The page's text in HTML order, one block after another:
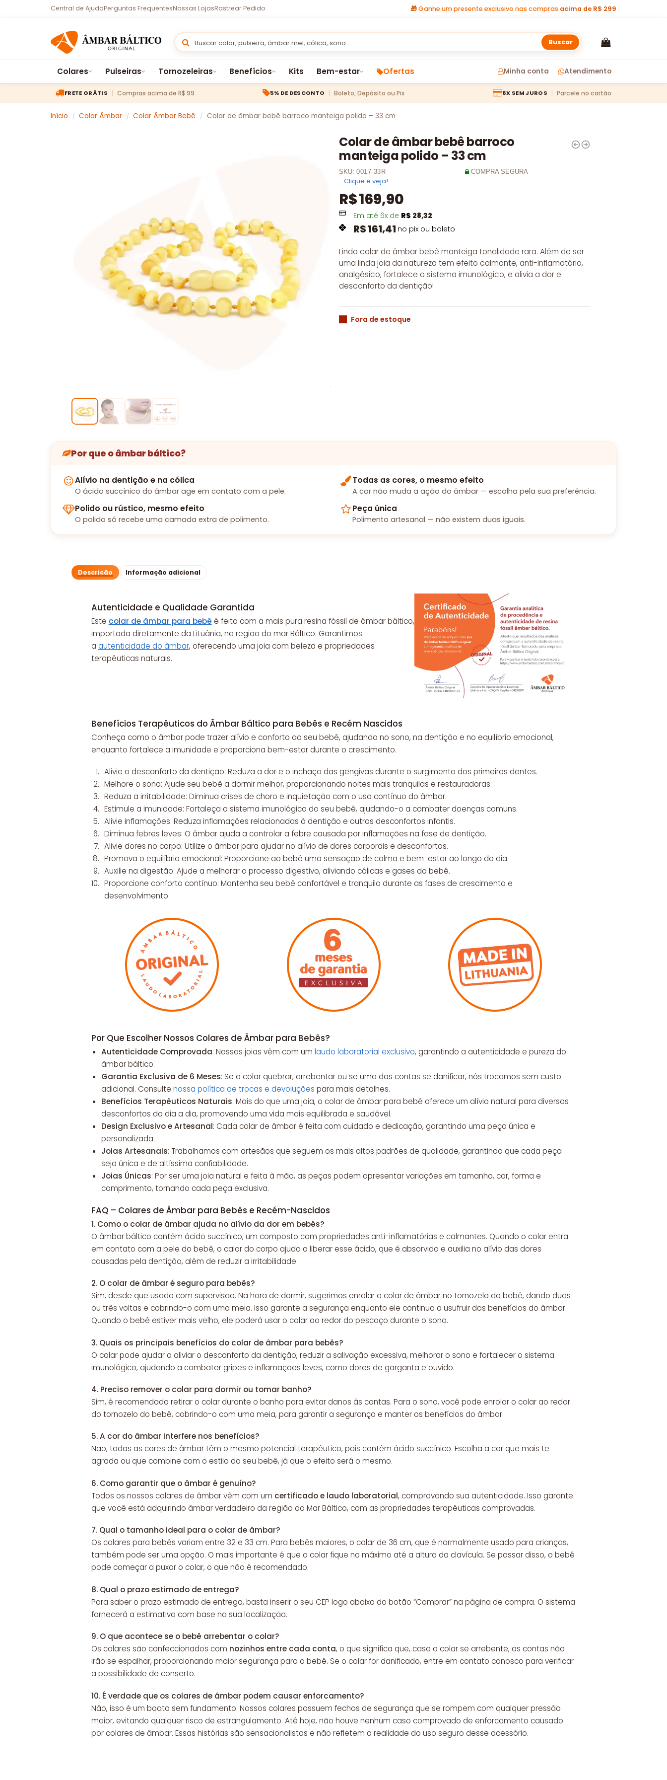
Central de AjudaPerguntas FrequentesNossas LojasRastrear Pedido 🎁Ganhe um presente exclusivo nas compras acima de R$ 299
Buscar
Colares Pulseiras Tornozeleiras Benefícios Kits Bem-estar Ofertas Minha conta Atendimento
FRETE GRÁTIS Compras acima de R$ 99 5% DE DESCONTO Boleto, Depósito ou Pix 6X SEM JUROS Parcele no cartão
Início / Colar Âmbar / Colar Âmbar Bebê / Colar de âmbar bebê barroco manteiga polido – 33 cm
Colar de âmbar bebê barroco
manteiga polido – 33 cm
SKU:0017-33R COMPRA SEGURA
Clique e veja!
R$169,90
Em até 6x de R$ 28,32
R$161,41 no pix ou boleto
Lindo colar de âmbar bebê manteiga tonalidade rara. Além de ser
uma linda joia da natureza tem efeito calmante, anti-inflamatório,
analgésico, fortalece o sistema imunológico, e alivia a dor e
desconforto da dentição!
Fora de estoque
Por que o âmbar báltico?
Alívio na dentição e na cólica
O ácido succínico do âmbar age em contato com a pele.
Todas as cores, o mesmo efeito
A cor não muda a ação do âmbar — escolha pela sua preferência.
Polido ou rústico, mesmo efeito
O polido só recebe uma camada extra de polimento.
Peça única
Polimento artesanal — não existem duas iguais.
Descrição Informação adicional
Autenticidade e Qualidade Garantida
Este colar de âmbar para bebê é feita com a mais pura resina fóssil de âmbar báltico,
importada diretamente da Lituânia, na região do mar Báltico. Garantimos
a autenticidade do âmbar, oferecendo uma joia com beleza e propriedades
terapêuticas naturais.
Benefícios Terapêuticos do Âmbar Báltico para Bebês e Recém Nascidos
Conheça como o âmbar pode trazer alívio e conforto ao seu bebê, ajudando no sono, na dentição e no equilíbrio emocional,
enquanto fortalece a imunidade e proporciona bem-estar durante o crescimento.
Alivie o desconforto da dentição: Reduza a dor e o inchaço das gengivas durante o surgimento dos primeiros dentes.
Melhore o sono: Ajude seu bebê a dormir melhor, proporcionando noites mais tranquilas e restauradoras.
Reduza a irritabilidade: Diminua crises de choro e inquietação com o uso contínuo do âmbar.
Estimule a imunidade: Fortaleça o sistema imunológico do seu bebê, ajudando-o a combater doenças comuns.
Alivie inflamações: Reduza inflamações relacionadas à dentição e outros desconfortos infantis.
Diminua febres leves: O âmbar ajuda a controlar a febre causada por inflamações na fase de dentição.
Alivie dores no corpo: Utilize o âmbar para ajudar no alívio de dores corporais e desconfortos.
Promova o equilíbrio emocional: Proporcione ao bebê uma sensação de calma e bem-estar ao longo do dia.
Auxilie na digestão: Ajude a melhorar o processo digestivo, aliviando cólicas e gases do bebê.
Proporcione conforto contínuo: Mantenha seu bebê confortável e tranquilo durante as fases de crescimento e
desenvolvimento.
Por Que Escolher Nossos Colares de Âmbar para Bebês?
Autenticidade Comprovada: Nossas joias vêm com um laudo laboratorial exclusivo, garantindo a autenticidade e pureza do
âmbar báltico.
Garantia Exclusiva de 6 Meses: Se o colar quebrar, arrebentar ou se uma das contas se danificar, nós trocamos sem custo
adicional. Consulte nossa política de trocas e devoluções para mais detalhes.
Benefícios Terapêuticos Naturais: Mais do que uma joia, o colar de âmbar para bebê oferece um alívio natural para diversos
desconfortos do dia a dia, promovendo uma vida mais equilibrada e saudável.
Design Exclusivo e Artesanal: Cada colar de âmbar é feita com cuidado e dedicação, garantindo uma peça única e
personalizada.
Joias Artesanais: Trabalhamos com artesãos que seguem os mais altos padrões de qualidade, garantindo que cada peça
seja única e de altíssima confiabilidade.
Joias Únicas: Por ser uma joia natural e feita à mão, as peças podem apresentar variações em tamanho, cor, forma e
comprimento, tornando cada peça exclusiva.
FAQ – Colares de Âmbar para Bebês e Recém-Nascidos
1. Como o colar de âmbar ajuda no alívio da dor em bebês?
O âmbar báltico contém ácido succínico, um composto com propriedades anti-inflamatórias e calmantes. Quando o colar entra
em contato com a pele do bebê, o calor do corpo ajuda a liberar esse ácido, que é absorvido e auxilia no alívio das dores
causadas pela dentição, além de reduzir a irritabilidade.
2. O colar de âmbar é seguro para bebês?
Sim, desde que usado com supervisão. Na hora de dormir, sugerimos enrolar o colar de âmbar no tornozelo do bebê, dando duas
ou três voltas e cobrindo-o com uma meia. Isso garante a segurança enquanto ele continua a usufruir dos benefícios do âmbar.
Quando o bebê estiver mais velho, ele poderá usar o colar ao redor do pescoço durante o sono.
3. Quais os principais benefícios do colar de âmbar para bebês?
O colar pode ajudar a aliviar o desconforto da dentição, reduzir a salivação excessiva, melhorar o sono e fortalecer o sistema
imunológico, ajudando a combater gripes e inflamações leves, como dores de garganta e ouvido.
4. Preciso remover o colar para dormir ou tomar banho?
Sim, é recomendado retirar o colar durante o banho para evitar danos às contas. Para o sono, você pode enrolar o colar ao redor
do tornozelo do bebê, cobrindo-o com uma meia, para garantir a segurança e manter os benefícios do âmbar.
5.A cor do âmbar interfere nos benefícios?
Não, todas as cores de âmbar têm o mesmo potencial terapêutico, pois contêm ácido succínico. Escolha a cor que mais te
agrada ou que combine com o estilo do seu bebê, já que o efeito será o mesmo.
6. Como garantir que o âmbar é genuíno?
Todos os nossos colares de âmbar vêm com um certificado e laudo laboratorial, comprovando sua autenticidade. Isso garante
que você está adquirindo âmbar verdadeiro da região do Mar Báltico, com as propriedades terapêuticas comprovadas.
7. Qual o tamanho ideal para o colar de âmbar?
Os colares para bebês variam entre 32 e 33 cm. Para bebês maiores, o colar de 36 cm, que é normalmente usado para crianças,
também pode ser uma opção. O mais importante é que o colar fique no máximo até a altura da clavícula. Se passar disso, o bebê
pode começar a puxar o colar, o que não é recomendado.
8. Qual o prazo estimado de entrega?
Para saber o prazo estimado de entrega, basta inserir o seu CEP logo abaixo do botão “Comprar” na página de compra. O sistema
fornecerá a estimativa com base na sua localização.
9. O que acontece se o bebê arrebentar o colar?
Os colares são confeccionados com nozinhos entre cada conta, o que significa que, caso o colar se arrebente, as contas não
irão se espalhar, proporcionando maior segurança para o bebê. Se o colar for danificado, entre em contato conosco para verificar
a possibilidade de conserto.
10. É verdade que os colares de âmbar podem causar enforcamento?
Não, isso é um boato sem fundamento. Nossos colares possuem fechos de segurança que se rompem com qualquer pressão
maior, evitando qualquer risco de estrangulamento. Até hoje, não houve nenhum caso comprovado de enforcamento causado
por colares de âmbar. Essas histórias são sensacionalistas e não refletem a realidade do uso seguro desse acessório.